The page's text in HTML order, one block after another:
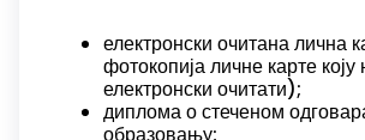
електронски очитана лична
фотокопија личне карте коју
електронски очитати);
диплома о стеченом